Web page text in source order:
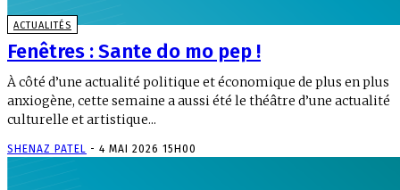
ACTUALITÉS
Fenêtres : Sante do mo pep !
À côté d’une actualité politique et économique de plus en plus
anxiogène, cette semaine a aussi été le théâtre d’une actualité
culturelle et artistique...
SHENAZ PATEL - 4 MAI 2026 15H00